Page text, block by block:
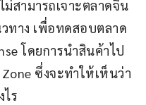
สามารถเจาะตลาดจีน
ทาง เพื่อทดสอบตลาด
โดยการนำสินค้าไป
ซึ่งจะทำให้เห็นว่า
ร